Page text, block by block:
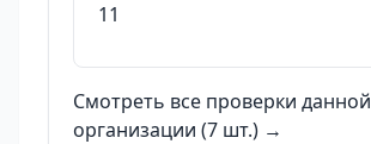
11
Смотреть все проверки данной
организации (7 шт.) →